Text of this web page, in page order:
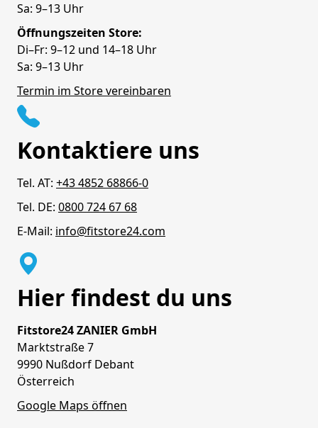
Sa: 9–13 Uhr
Öffnungszeiten Store:
Di–Fr: 9–12 und 14–18 Uhr
Sa: 9–13 Uhr
Termin im Store vereinbaren
Kontaktiere uns
Tel. AT: +43 4852 68866-0
Tel. DE: 0800 724 67 68
E-Mail: info@fitstore24.com
Hier findest du uns
Fitstore24 ZANIER GmbH
Marktstraße 7
9990 Nußdorf Debant
Österreich
Google Maps öffnen